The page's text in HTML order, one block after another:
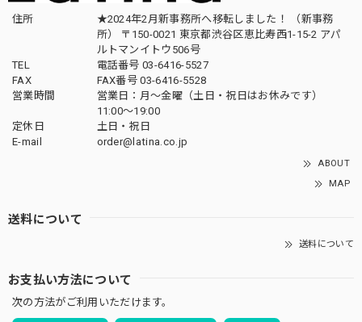
住所
★2024年2月新事務所へ移転しました！ （新事務
所） 〒150-0021 東京都渋谷区恵比寿西1-15-2 アパ
ルトマンイトウ506号
TEL
電話番号 03-6416-5527
FAX
FAX番号 03-6416-5528
営業時間
営業日：月〜金曜（土日・祝日はお休みです）
11:00〜19:00
定休日
土日・祝日
E-mail
order@latina.co.jp
ABOUT
MAP
送料について
送料について
お支払い方法について
次の方法がご利用いただけます。